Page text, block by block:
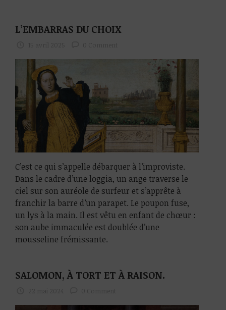
L’EMBARRAS DU CHOIX
C’est ce qui s’appelle débarquer à l’improviste.
Dans le cadre d’une loggia, un ange traverse le
ciel sur son auréole de surfeur et s’apprête à
franchir la barre d’un parapet. Le poupon fuse,
un lys à la main. Il est vêtu en enfant de chœur :
son aube immaculée est doublée d’une
mousseline frémissante.
SALOMON, À TORT ET À RAISON.